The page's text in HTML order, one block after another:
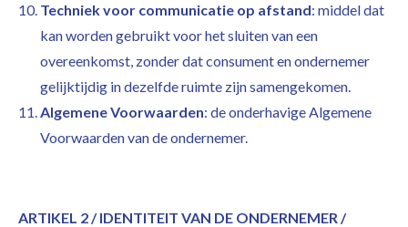
Techniek voor communicatie op afstand: middel dat
kan worden gebruikt voor het sluiten van een
overeenkomst, zonder dat consument en ondernemer
gelijktijdig in dezelfde ruimte zijn samengekomen.
Algemene Voorwaarden: de onderhavige Algemene
Voorwaarden van de ondernemer.
ARTIKEL 2 / IDENTITEIT VAN DE ONDERNEMER /